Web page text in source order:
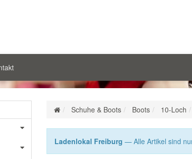
Schuhe & Boots Boots 10-Loch
Ladenlokal Freiburg — Alle Artikel sind